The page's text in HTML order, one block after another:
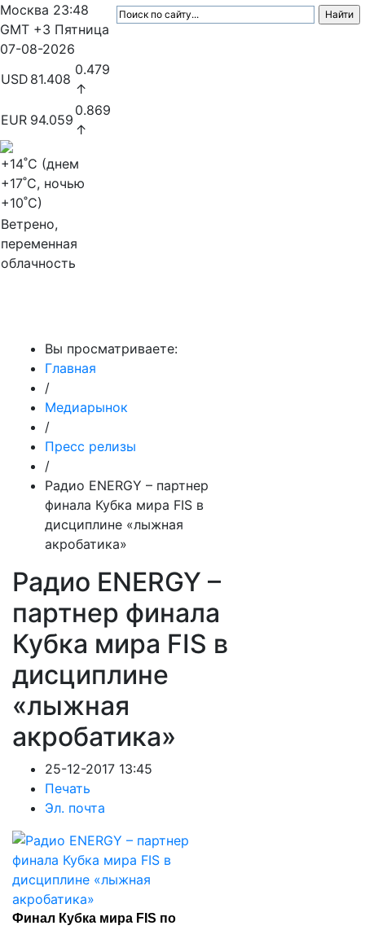
Москва 23:48
GMT +3 Пятница
07-08-2026
USD 81.408
0.479
↑
EUR 94.059
0.869
↑
+14˚C (днем
+17˚C, ночью
+10˚C)
Ветрено,
переменная
облачность
Вы просматриваете:
Главная
/
Медиарынок
/
Пресс релизы
/
Радио ENERGY – партнер
финала Кубка мира FIS в
дисциплине «лыжная
акробатика»
Радио ENERGY –
партнер финала
Кубка мира FIS в
дисциплине
«лыжная
акробатика»
25-12-2017 13:45
Печать
Эл. почта
Финал Кубка мира FIS по